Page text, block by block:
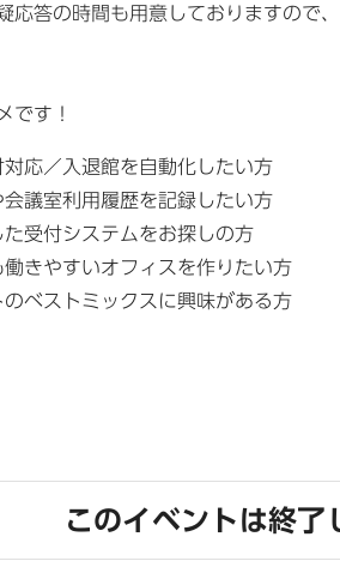
応答の時間も用意しておりますので
です！
応／入退館を自動化したい方
議室利用履歴を記録したい方
受付システムをお探しの方
きやすいオフィスを作りたい方
ベストミックスに興味がある方
このイベントは終了